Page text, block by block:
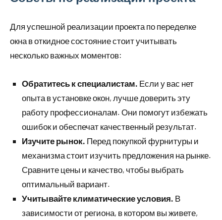
Для успешной реализации проекта по переделке
окна в откидное состояние стоит учитывать
несколько важных моментов:
Обратитесь к специалистам. Если у вас нет
опыта в установке окон, лучше доверить эту
работу профессионалам. Они помогут избежать
ошибок и обеспечат качественный результат.
Изучите рынок. Перед покупкой фурнитуры и
механизма стоит изучить предложения на рынке.
Сравните цены и качество, чтобы выбрать
оптимальный вариант.
Учитывайте климатические условия. В
зависимости от региона, в котором вы живете,